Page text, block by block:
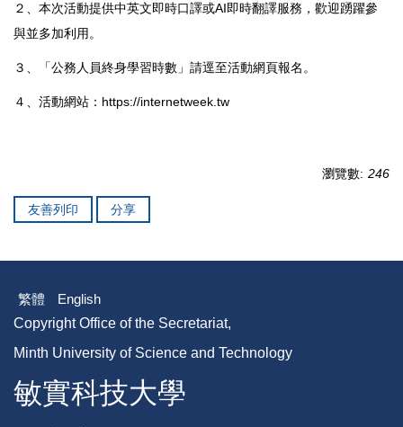
２、本次活動提供中英文即時口譯或AI即時翻譯服務，歡迎踴躍參
與並多加利用。
３、「公務人員終身學習時數」請逕至活動網頁報名。
４、活動網站： https://internetweek.tw
瀏覽數: 246
友善列印 分享
繁體
English
Copyright Office of the Secretariat,
Minth University of Science and Technology
敏實科技大學